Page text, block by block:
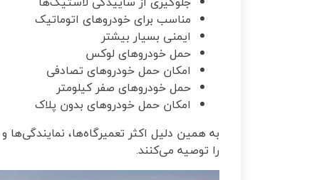
مناسب برای خودروهای اتوماتیک
ایمنی بسیار بیشتر
حمل خودروهای لوکس
امکان حمل خودروهای تصادفی
حمل خودروهای صفر کیلومتر
امکان حمل خودروهای بدون پلاک
به همین دلیل اکثر تعمیرگاه‌ها،
را توصیه می‌کنند.